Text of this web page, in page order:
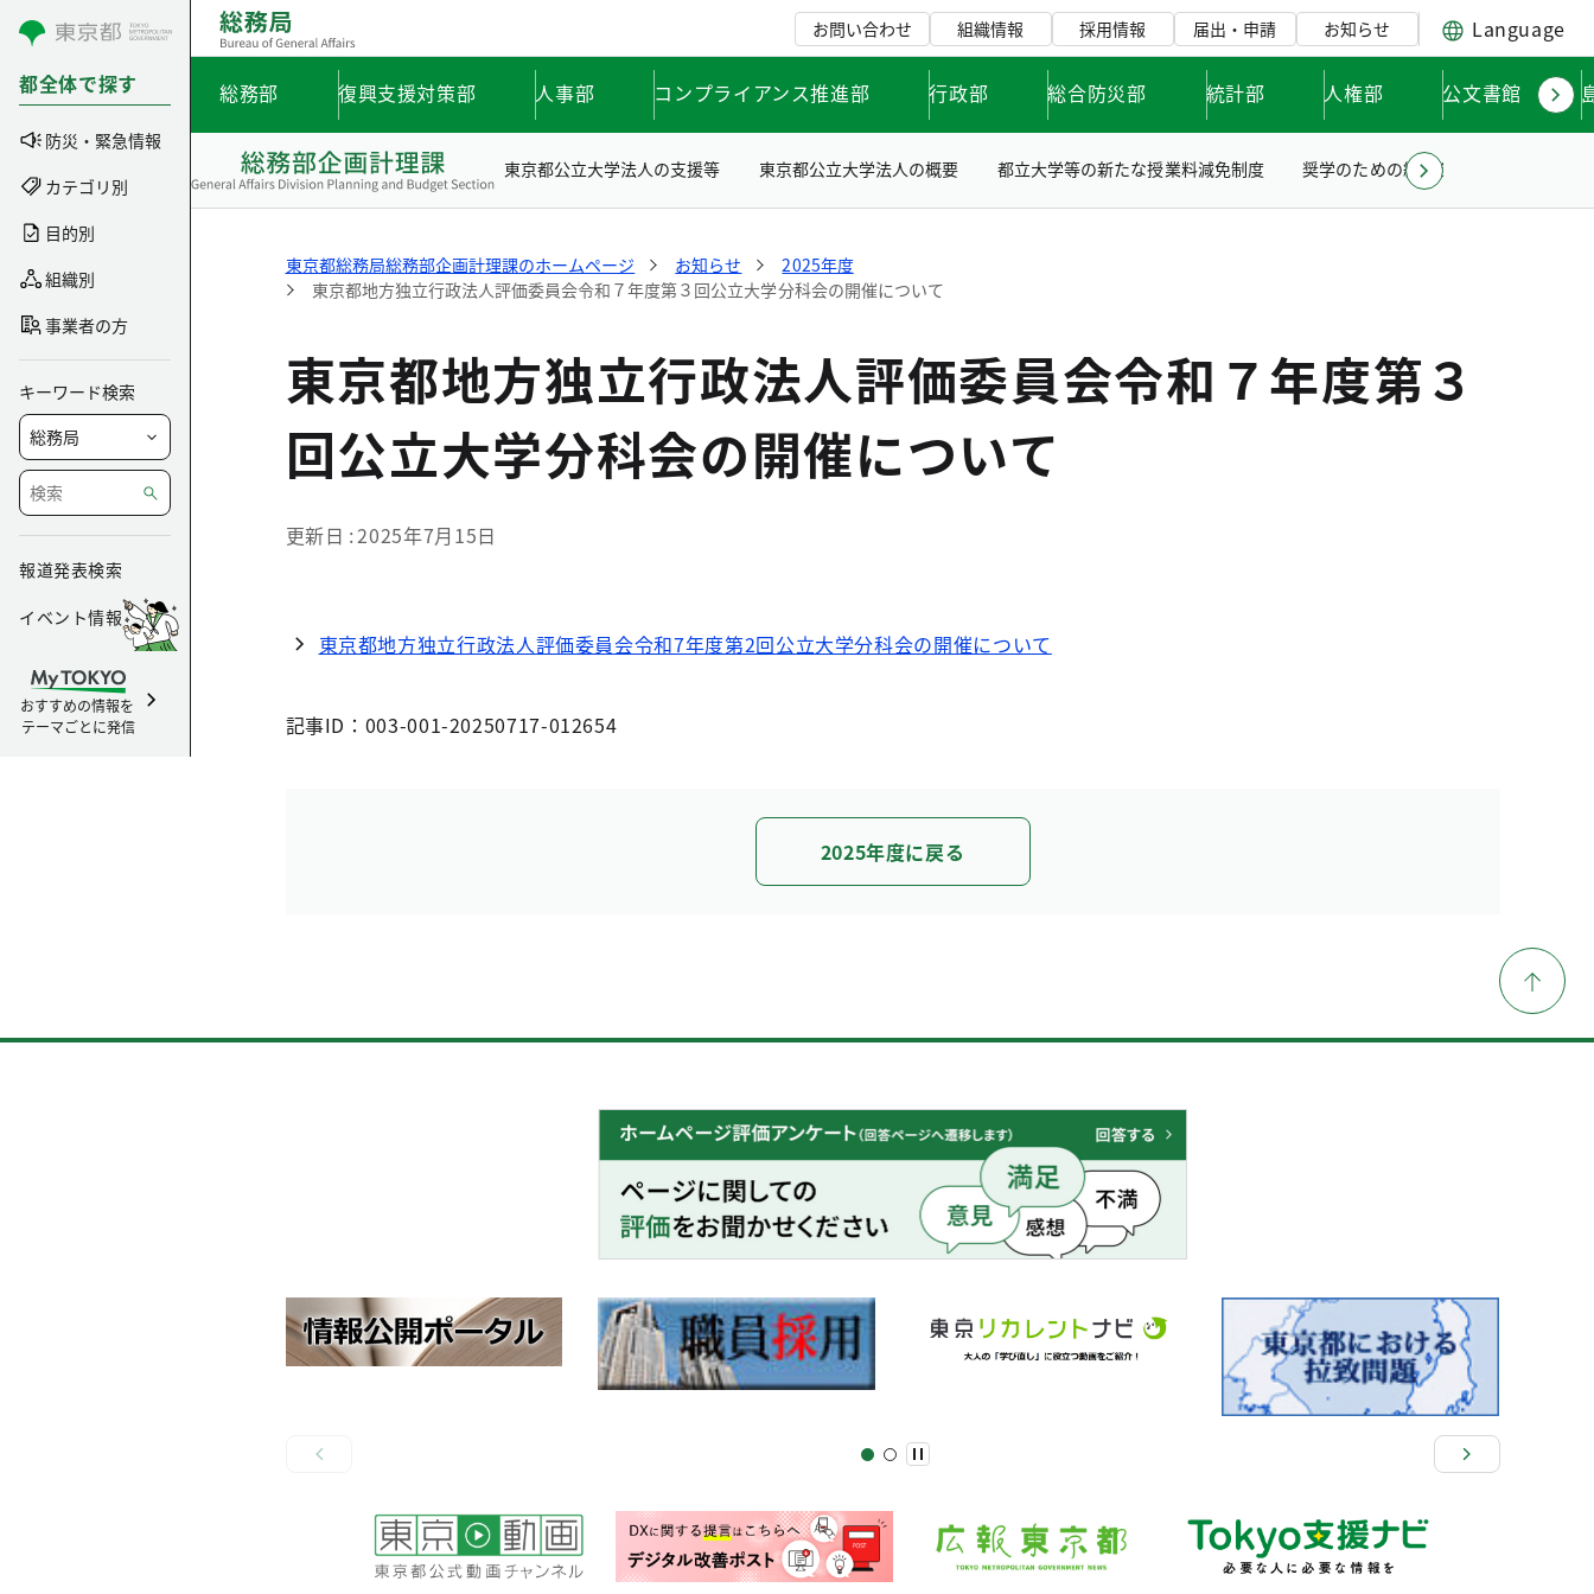
コンテンツにスキップ
都全体で探す
防災・緊急情報
カテゴリ別
目的別
組織別
事業者の方
キーワード検索
報道発表検索
イベント情報
おすすめの情報を
テーマごとに発信
お問い合わせ 組織情報 採用情報 届出・申請 お知らせ Language
総務部 復興支援対策部 人事部 コンプライアンス推進部 行政部 総合防災部 統計部 人権部 公文書館
東京都公立大学法人の支援等 東京都公立大学法人の概要 都立大学等の新たな授業料減免制度 奨学のための給付金
東京都総務局総務部企画計理課のホームページ お知らせ
2025年度
東京都地方独立行政法人評価委員会令和７年度第３回公立大学分科会の開催について
東京都地方独立行政法人評価委員会令和７年度第３
回公立大学分科会の開催について
更新日 2025年7月15日
東京都地方独立行政法人評価委員会令和7年度第2回公立大学分科会の開催について
記事ID：003-001-20250717-012654
2025年度に戻る